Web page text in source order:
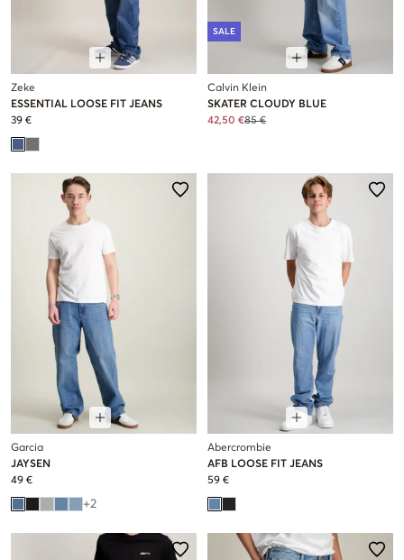
Zeke
ESSENTIAL LOOSE FIT JEANS
39 €
SALE
Calvin Klein
SKATER CLOUDY BLUE
42,50 €85 €
Garcia
JAYSEN
49 €
+2
Abercrombie
AFB LOOSE FIT JEANS
59 €